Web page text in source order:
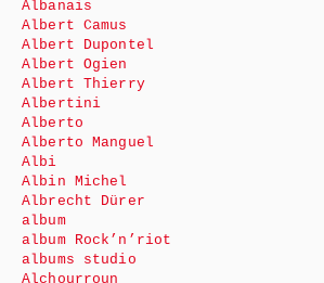
Albanais
Albert Camus
Albert Dupontel
Albert Ogien
Albert Thierry
Albertini
Alberto
Alberto Manguel
Albi
Albin Michel
Albrecht Dürer
album
album Rock’n’riot
albums studio
Alchourroun